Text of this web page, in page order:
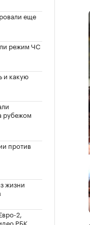
еще
режим ЧС
и какую
рубежом
против
жизни
2,
РБК